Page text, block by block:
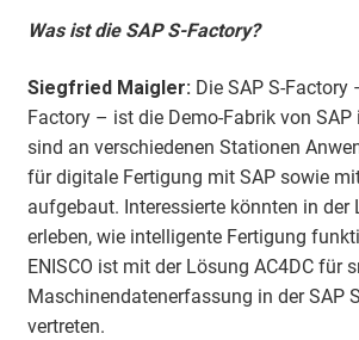
Was ist die SAP S-Factory?
Siegfried Maigler:Die SAP S-Factory
Factory – ist die Demo-Fabrik von
sind an verschiedenen Stationen
für digitale Fertigung mit SAP sowie
aufgebaut. Interessierte könnten in der
erleben, wie intelligente Fertigung
ENISCO ist mit der Lösung AC4DC für
Maschinendatenerfassung in der SAP
vertreten.